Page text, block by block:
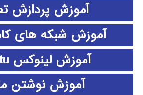
آموزش پردازش
آموزش شبکه های
آموزش لینوکس ubuntu
آموزش نوشتن